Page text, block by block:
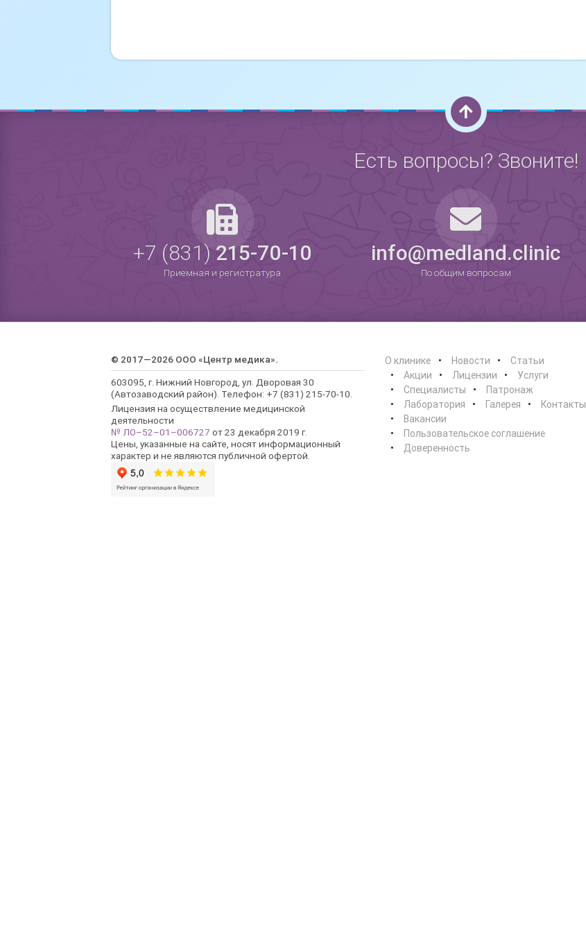
Есть вопросы? Звоните!
+7 (831) 215-70-10
Приемная и регистратура
info@medland.clinic
По общим вопросам
© 2017—2026 ООО «Центр медика».
603095, г. Нижний Новгород, ул. Дворовая 30
(Автозаводский район). Телефон: +7 (831) 215-70-10.
Лицензия на осуществление медицинской
деятельности
№ ЛО–52–01–006727 от 23 декабря 2019 г.
Цены, указанные на сайте, носят информационный
характер и не являются публичной офертой.
О клинике Новости
Статьи
Акции
Лицензии
Услуги
Специалисты
Патронаж
Лаборатория
Галерея
Контакты
Вакансии
Пользовательское соглашение
Доверенность
Я согласен на обработкуперсональных данных